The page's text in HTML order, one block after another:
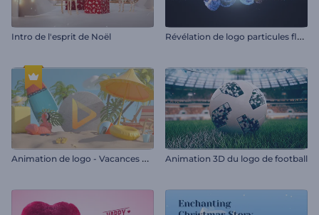
Intro de l'esprit de Noël R
évélation de logo particules fluides
A
nimation de logo - Vacances d'été Animation 3D du logo de football